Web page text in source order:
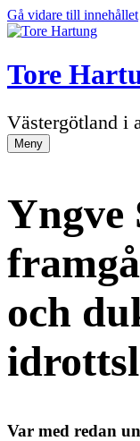
Gå vidare till innehållet
Tore
Västergötland i
Meny
Yngve
och
Var med redan